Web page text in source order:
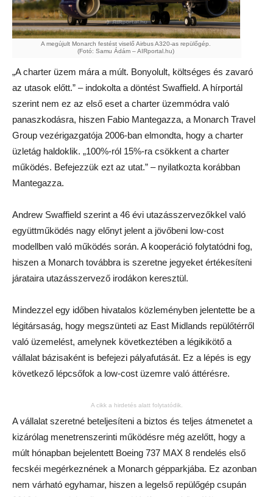
A megújult Monarch festést viselő Airbus A320-as repülőgép.
(Fotó: Samu Ádám – AIRportal.hu)
„A charter üzem mára a múlt. Bonyolult, költséges és zavaró
az utasok előtt.” – indokolta a döntést Swaffield. A hírportál
szerint nem ez az első eset a charter üzemmódra való
panaszkodásra, hiszen Fabio Mantegazza, a Monarch Travel
Group vezérigazgatója 2006-ban elmondta, hogy a charter
üzletág haldoklik. „100%-ról 15%-ra csökkent a charter
működés. Befejezzük ezt az utat.” – nyilatkozta korábban
Mantegazza.
Andrew Swaffield szerint a 46 évi utazásszervezőkkel való
együttműködés nagy előnyt jelent a jövőbeni low-cost
modellben való működés során. A kooperáció folytatódni fog,
hiszen a Monarch továbbra is szeretne jegyeket értékesíteni
járataira utazásszervező irodákon keresztül.
Mindezzel egy időben hivatalos közleményben jelentette be a
légitársaság, hogy megszünteti az East Midlands repülőtérről
való üzemelést, amelynek következtében a légikikötő a
vállalat bázisaként is befejezi pályafutását. Ez a lépés is egy
következő lépcsőfok a low-cost üzemre való áttérésre.
A cikk a hirdetés alatt folytatódik.
A vállalat szeretné beteljesíteni a biztos és teljes átmenetet a
kizárólag menetrenszerinti működésre még azelőtt, hogy a
múlt hónapban bejelentett Boeing 737 MAX 8 rendelés első
fecskéi megérkeznének a Monarch gépparkjába. Ez azonban
nem várható egyhamar, hiszen a legelső repülőgép csupán